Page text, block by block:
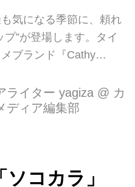
気になる季節に、頼れ
プ”が登場します。タイ
ブランド『Cathy
ドール）』から、唇を
から守りながら、うる
で叶える「CathyDoll
1月上旬からは全国の
ライター yagiza @ カ
ディア編集部
コカラ」